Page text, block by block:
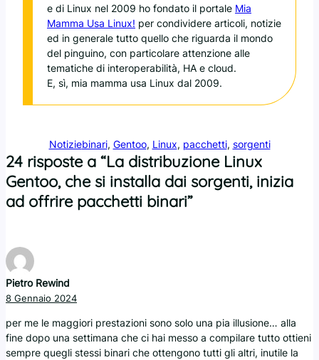
e di Linux nel 2009 ho fondato il portale Mia
Mamma Usa Linux! per condividere articoli, notizie
ed in generale tutto quello che riguarda il mondo
del pinguino, con particolare attenzione alle
tematiche di interoperabilità, HA e cloud.
E, sì, mia mamma usa Linux dal 2009.
Notiziebinari, Gentoo, Linux, pacchetti, sorgenti
24 risposte a “La distribuzione Linux
Gentoo, che si installa dai sorgenti, inizia
ad offrire pacchetti binari”
Pietro Rewind
8 Gennaio 2024
per me le maggiori prestazioni sono solo una pia illusione… alla
fine dopo una settimana che ci hai messo a compilare tutto ottieni
sempre quegli stessi binari che ottengono tutti gli altri, inutile la